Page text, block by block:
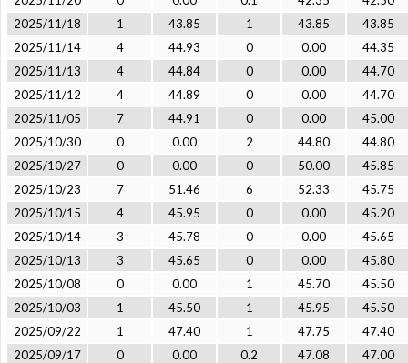
2025/11/18
1 43.85 1 43.85
43.85
2025/11/14
4 44.93 0 0.00
44.35
2025/11/13
4 44.84 0 0.00
44.70
2025/11/12
4 44.89 0 0.00
44.70
2025/11/05
7 44.91 0 0.00
45.00
2025/10/30
0 0.00 2 44.80
44.80
2025/10/27
0 0.00 0 50.00
45.85
2025/10/23
7 51.46 6 52.33
45.75
2025/10/15
4 45.95 0 0.00
45.20
2025/10/14
3 45.78 0 0.00
45.65
2025/10/13
3 45.65 0 0.00
45.80
2025/10/08
0 0.00 1 45.70
45.50
2025/10/03
1 45.50 1 45.95
45.50
2025/09/22
1 47.40 1 47.75
47.40
2025/09/17
0 0.00 0.2 47.08
47.00